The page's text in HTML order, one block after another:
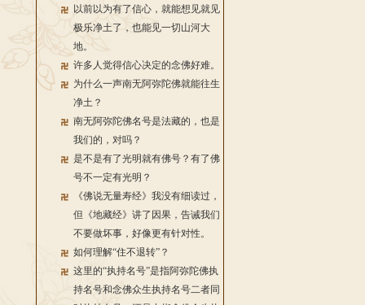
以前以为有了信心，就能想见就见
极乐净土了，也能见一切山河大
地。
许多人觉得信心决定的念佛好难。
为什么一声南无阿弥陀佛就能往生
净土？
南无阿弥陀佛名号是法藏的，也是
我们的，对吗？
是不是有了光明就有佛号？有了佛
号不一定有光明？
《佛说无量寿经》我没有细读过，
但《地藏经》讲了因果，告诫我们
不要做坏事，好像更有针对性。
如何理解“住不退转”？
这里的“执持名号”是指阿弥陀佛执
持名号和念佛众生执持名号二者同